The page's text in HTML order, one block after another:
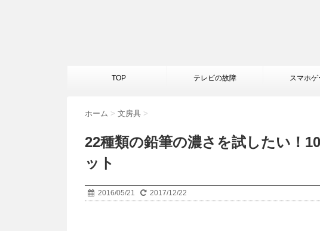
TOP テレビの故障 スマホゲ
ホーム > 文房具 >
22種類の鉛筆の濃さを試したい！
ット
2016/05/21 2017/12/22